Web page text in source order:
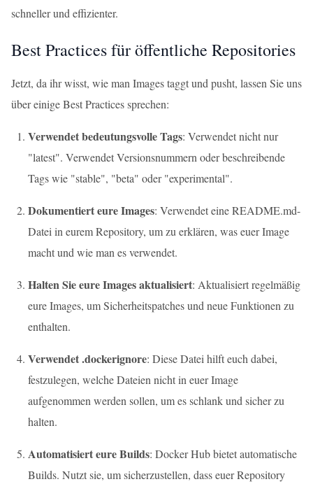
schneller und effizienter.
Best Practices für öffentliche Repositories
Jetzt, da ihr wisst, wie man Images taggt und pusht, lassen Sie uns
über einige Best Practices sprechen:
Verwendet bedeutungsvolle Tags: Verwendet nicht nur
"latest". Verwendet Versionsnummern oder beschreibende
Tags wie "stable", "beta" oder "experimental".
Dokumentiert eure Images: Verwendet eine README.md-
Datei in eurem Repository, um zu erklären, was euer Image
macht und wie man es verwendet.
Halten Sie eure Images aktualisiert: Aktualisiert regelmäßig
eure Images, um Sicherheitspatches und neue Funktionen zu
enthalten.
Verwendet .dockerignore: Diese Datei hilft euch dabei,
festzulegen, welche Dateien nicht in euer Image
aufgenommen werden sollen, um es schlank und sicher zu
halten.
Automatisiert eure Builds: Docker Hub bietet automatische
Builds. Nutzt sie, um sicherzustellen, dass euer Repository